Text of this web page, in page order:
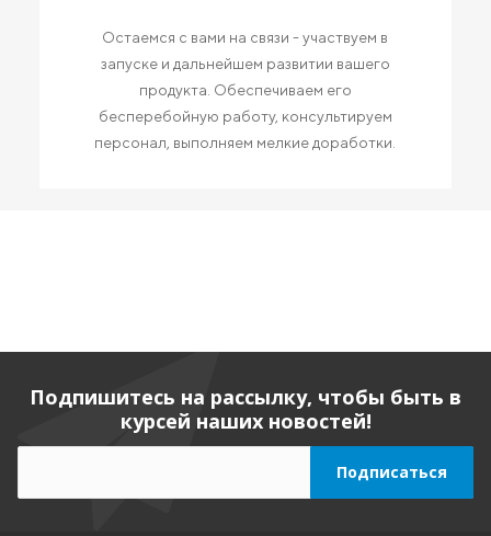
Остаемся с вами на связи - участвуем в
запуске и дальнейшем развитии вашего
продукта. Обеспечиваем его
бесперебойную работу, консультируем
персонал, выполняем мелкие доработки.
Подпишитесь на рассылку, чтобы быть в
курсей наших новостей!